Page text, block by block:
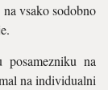
vsako sodobno
na
na individualni